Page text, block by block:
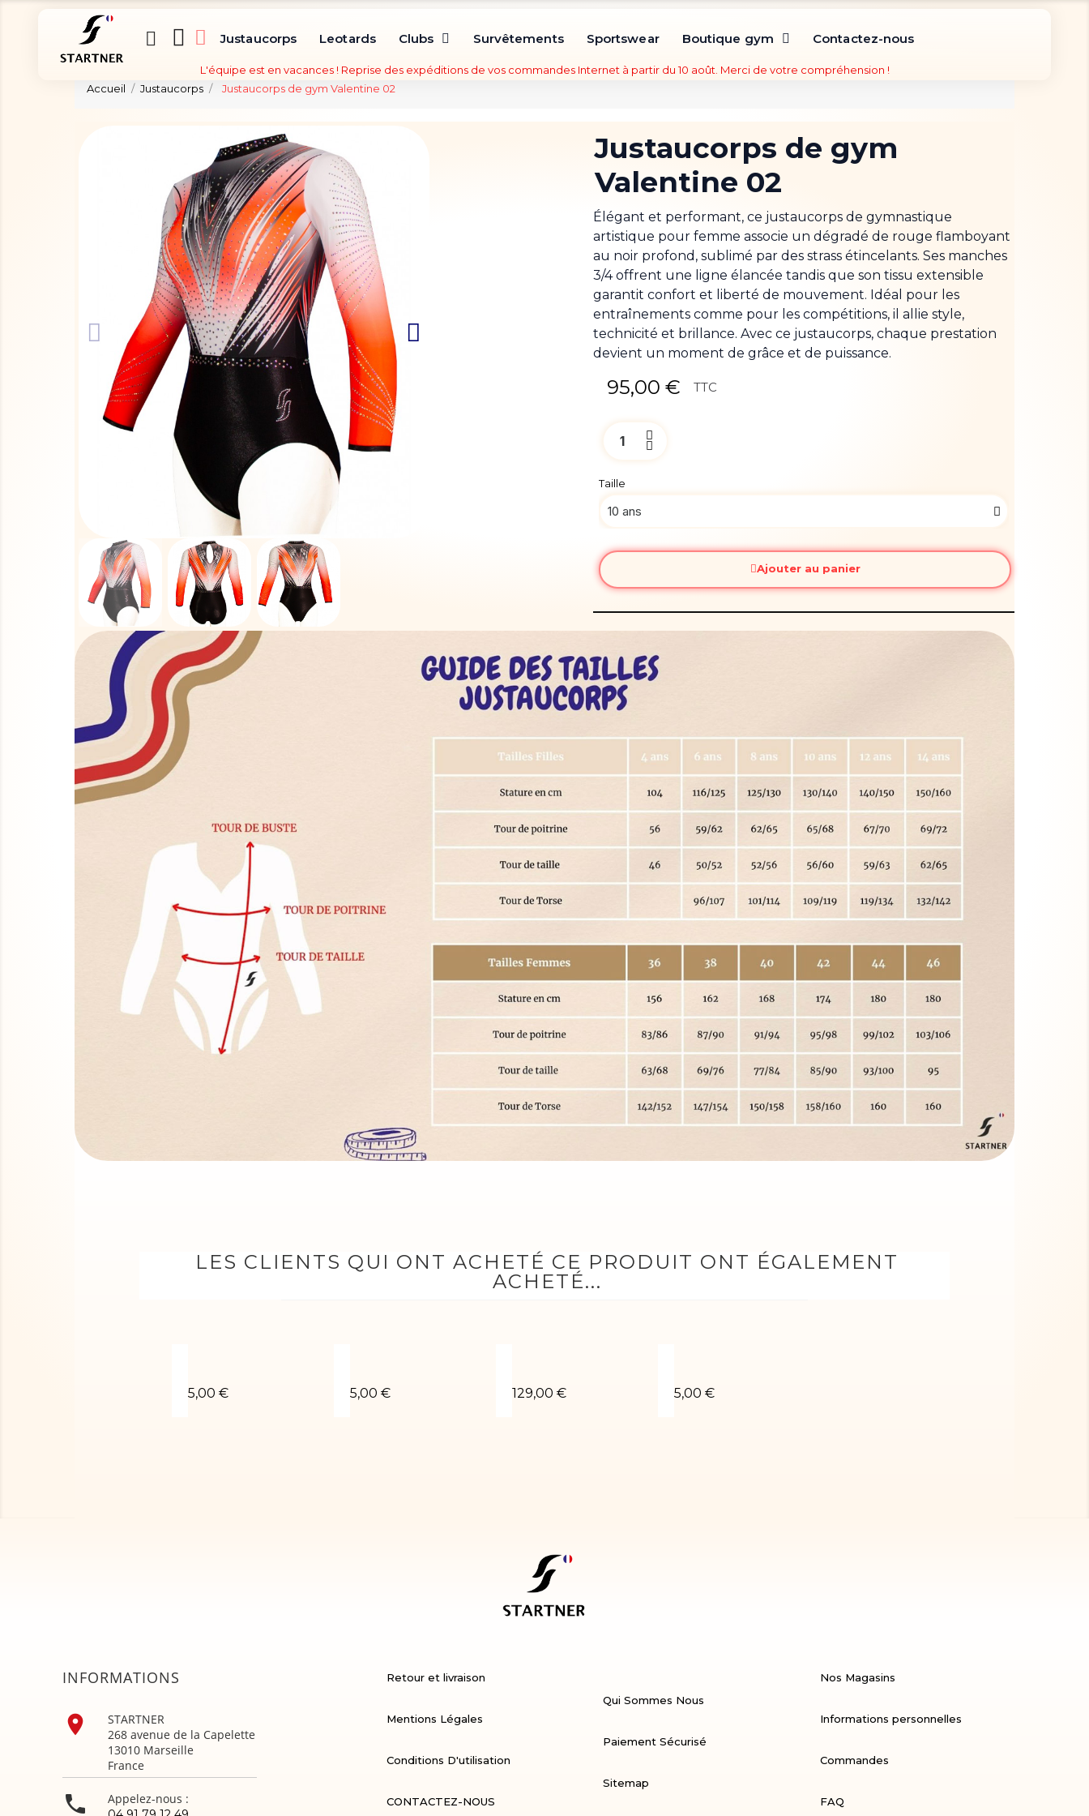
Justaucorps Leotards Clubs Survêtements Sportswear Boutique gym Contactez-nous
L'équipe est en vacances ! Reprise des expéditions de vos commandes Internet à partir du 10 août. Merci de votre compréhension !
Accueil
Justaucorps Justaucorps de gym Valentine 02
Justaucorps de gym
Valentine 02
Élégant et performant, ce justaucorps de gymnastique
artistique pour femme associe un dégradé de rouge flamboyant
au noir profond, sublimé par des strass étincelants. Ses manches
3/4 offrent une ligne élancée tandis que son tissu extensible
garantit confort et liberté de mouvement. Idéal pour les
entraînements comme pour les compétitions, il allie style,
technicité et brillance. Avec ce justaucorps, chaque prestation
devient un moment de grâce et de puissance.
95,00 € TTC
Taille
Ajouter au panier
LES CLIENTS QUI ONT ACHETÉ CE PRODUIT ONT ÉGALEMENT
ACHETÉ...
5,00 € 5,00 € 129,00 € 5,00 €
INFORMATIONS

STARTNER
268 avenue de la Capelette
13010 Marseille
France
 Appelez-nous :
Retour et livraison
Mentions Légales
Conditions D'utilisation
CONTACTEZ-NOUS
Qui Sommes Nous
Paiement Sécurisé
Sitemap
Nos Magasins
Informations personnelles
Commandes
FAQ